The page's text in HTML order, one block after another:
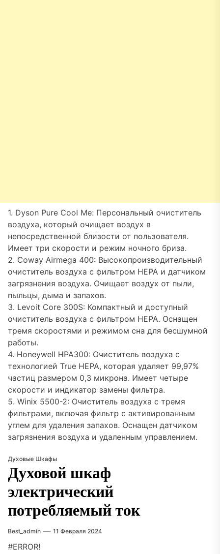
1. Dyson Pure Cool Me: Персональный очиститель
воздуха, который очищает воздух в
непосредственной близости от пользователя.
Имеет три скорости и режим ночного бриза.
2. Coway Airmega 400: Высокопроизводительный
очиститель воздуха с фильтром HEPA и датчиком
загрязнения воздуха. Очищает воздух от пыли,
пыльцы, дыма и запахов.
3. Levoit Core 300S: Компактный и доступный
очиститель воздуха с фильтром HEPA. Оснащен
тремя скоростями и режимом сна для бесшумной
работы.
4. Honeywell HPA300: Очиститель воздуха с
технологией True HEPA, которая удаляет 99,97%
частиц размером 0,3 микрона. Имеет четыре
скорости и индикатор замены фильтра.
5. Winix 5500-2: Очиститель воздуха с тремя
фильтрами, включая фильтр с активированным
углем для удаления запахов. Оснащен датчиком
загрязнения воздуха и удаленным управлением.
Духовые Шкафы
Духовой шкаф
электрический
потребляемый ток
Best_admin 11 Февраля 2024
#ERROR!